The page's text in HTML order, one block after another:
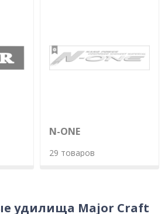
N-ONE
29 товаров
удилища Major Craft